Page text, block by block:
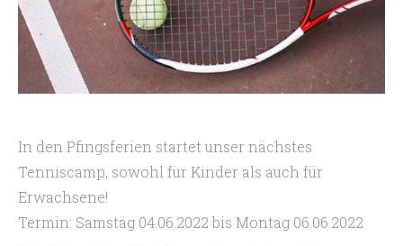
In den Pfingsferien startet unser nächstes
Tenniscamp, sowohl für Kinder als auch für
Erwachsene!
Termin: Samstag 04.06.2022 bis Montag 06.06.2022